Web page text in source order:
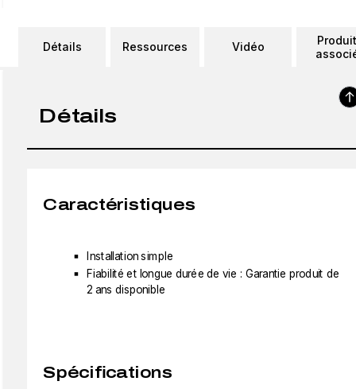
Détails Ressources Vidéo
Détails
Caractéristiques
Installation simple
Fiabilité et longue durée de vie : Garantie produit de
2 ans disponible
Spécifications